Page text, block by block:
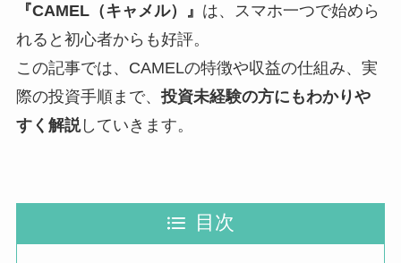
『CAMEL（キャメル）』 は、スマホ一つで始めら
れると初心者からも好評。
この記事では、CAMELの特徴や収益の仕組み、実
際の投資手順まで、 投資未経験の方にもわかりや
すく解説していきます。
目次